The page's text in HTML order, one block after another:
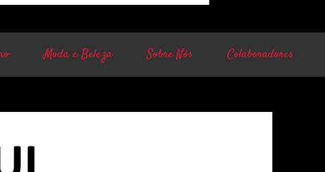
Moda e Beleza Sobre Nós Colaboradores